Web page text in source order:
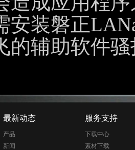
安装磐正
的辅助软件
最新动态
产品
新闻
服务支持
下载中心
素材下载